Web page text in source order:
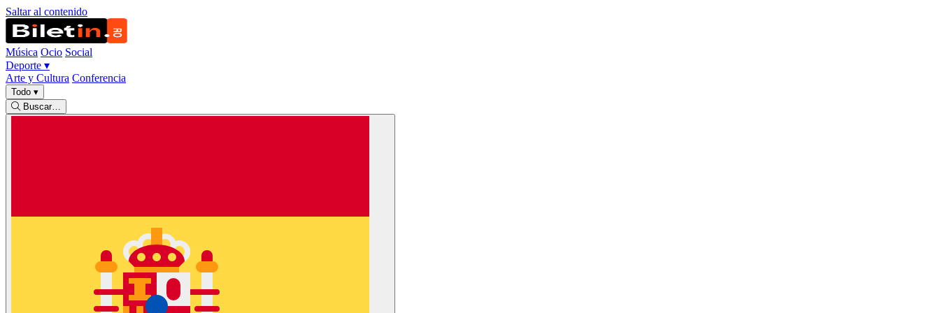
Saltar al contenido
Música Ocio Social
Deporte ▾
Arte y Cultura Conferencia
Todo ▾
Buscar…